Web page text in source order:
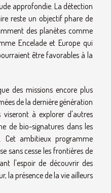
approfondie. La détection
reste un objectif phare de
des planètes comme
Encelade et Europe qui
être favorables à la
des missions encore plus
de la dernière génération
viseront à explorer d'autres
de bio-signatures dans les
Cet ambitieux programme
sans cesse les frontières de
l'espoir de découvrir des
la présence de la vie ailleurs